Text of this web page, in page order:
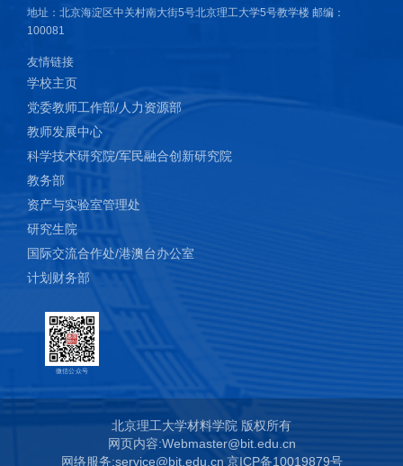
地址：北京海淀区中关村南大街5号北京理工大学5号教学楼 邮编：
100081
友情链接
学校主页
党委教师工作部/人力资源部
教师发展中心
科学技术研究院/军民融合创新研究院
教务部
资产与实验室管理处
研究生院
国际交流合作处/港澳台办公室
计划财务部
微信公众号
北京理工大学材料学院 版权所有
网页内容:Webmaster@bit.edu.cn
网络服务:service@bit.edu.cn 京ICP备10019879号